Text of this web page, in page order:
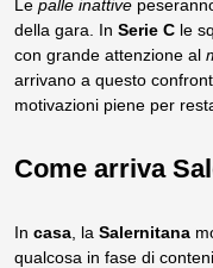
Le palle inattive
della gara. In Serie C le
con grande attenzione al
arrivano a questo
motivazioni piene per
Come arriva
In casa , la Salernitana
qualcosa in fase di